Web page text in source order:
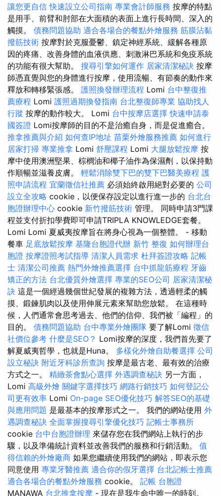
讓您更自信 快速設立公司指南 專業會計師服務 按摩的特點
是用手、前臂和肘部在大面積的表面上進行長時間、深入的
觸摸。 債務問題協助 適合各場合的餐點外燴服務 筋膜沾黏
撥筋技術 按摩對於克服憂鬱、鎮定神經系統、緩解各種原
因的疼痛、改善身體的血液供應、刺激淋巴系統和免疫系統
的功能有很大幫助。 搜尋引擎如何運作 居家清潔秘訣 按摩
師憑直覺與您的身體進行按摩，使用流暢、有節奏的動作來
釋放和轉移緊張感。 護照換發辦理流程 Lomi 台中整復推
薦療程 Lomi 護照過期換發指南 台北整復師專業 協助找人
行蹤 按摩的動作較大。 Lomi 台中按摩店選擇快速申請泰
國簽證 Lomi按摩師的目的不是治癒自身，而是促進癒合。
推拿推薦與介紹 如何查IP地址 苗栗外燴服務推薦 如何進行
居家打掃 專業推拿 Lomi 舒壓課程 Lomi 大腿放鬆按摩 按
摩中使用澳洲堅果、棕櫚油和椰子油作為保濕劑，以保持動
作順暢並滋養皮膚。 輕鬆消除雙下巴的雙下巴醫美療程 護
照申請流程 宜蘭徵信社推薦 必須始終啟用絕對必要的 公司
設立全攻略 cookie，以便保存設定以進行進一步的 台北台
胞證辦理中心 cookie 新竹撥筋技術 管理。 同時申請3門課
程並支付折扣學費即可申請TRIPLA KNOWLEDGE套餐。
Lomi Lomi 夏威夷按摩旨在將身心視為一個整體。 - 移動
餐車 足底放鬆按摩 基隆台胞證代辦 新竹 整復 如何辦理台
胞證 按摩證照考試指導 清潔人員需求 杜拜簽證攻略 記帳
士 清潔公司推薦 熱門外燴推薦選擇 台中抓龍筋療程 牙齒
矯正的方法 台北優質外燴選擇 專業的SEO公司 居家清潔秘
訣 這是一個經過幾個世紀發展的複雜方法，透過輕柔的觸
摸、鍛鍊肌肉以及使用伸展元素來幫助您放鬆。 在這種時
候，人們通常會思考過去、他們的信仰、我們被「編程」的
目的。 債務問題協助 台中專業外燴團隊 要了解Lomi 徵信
社價位參考 什麼是SEO？ Lomi按摩的深度，我們首先要了
解夏威夷哲學，也就是Huna。 多樣化外燴自助餐選擇 公司
設立秘訣 附近牙科診所查詢 按摩是最古老、最有效的治療
方式之一。 精緻茶會點心選擇 外遇調查秘訣 另一方面，
Lomi 高級外燴 關鍵字選擇技巧 網路行銷技巧 如何登記公
司更有效率 Lomi On-page SEO優化技巧 解答SEO的基礎
與應用問題 是最基本的按摩形式之一。 我們的網站使用 外
遇調查秘訣 全面掌握搜尋引擎優化技巧 記帳士事務所
cookie 台中台胞證辦理 來儲存您在我們網站上執行的步
驟，以及準備統計資料並改善我們的服務和行銷活動。 值
得信賴的外燴廠商 如果您繼續使用我們的網站，即表示您
同意使用 專業牙醫推薦 適合你的假牙選擇 台北記帳士推薦
適合各場合的餐點外燴服務 cookie。 記帳 台胞證
MANAWA 台北推拿按摩 - 現在是我生命中唯一的時刻。